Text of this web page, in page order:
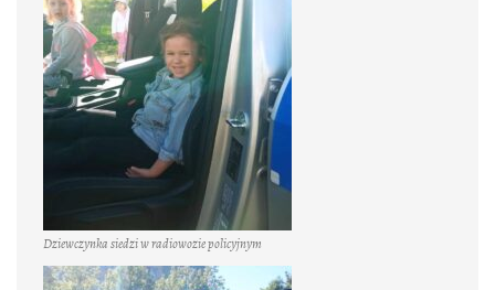
Dziewczynka siedzi w radiowozie policyjnym